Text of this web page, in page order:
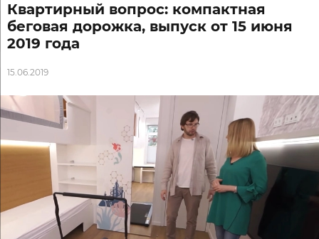
Квартирный вопрос: компактная
беговая дорожка, выпуск от 15 июня
2019 года
15.06.2019